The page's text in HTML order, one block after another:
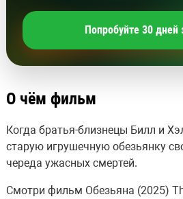
Попробуйте 30 дней
О чём фильм
Когда братья-близнецы Билл и
старую игрушечную обезьянку
череда ужасных смертей.
Смотри фильм Обезьяна (2025)